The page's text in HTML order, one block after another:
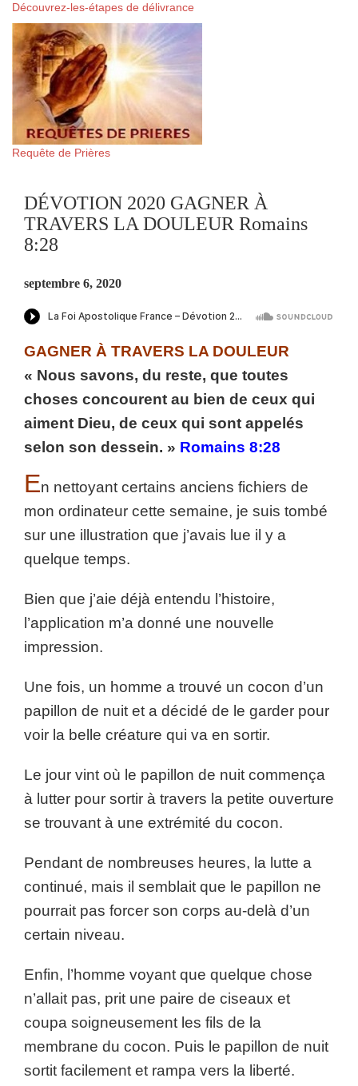
Découvrez-les-étapes de délivrance
Requête de Prières
DÉVOTION 2020 GAGNER À
TRAVERS LA DOULEUR Romains
8:28
septembre 6, 2020
GAGNER À TRAVERS LA DOULEUR
« Nous savons, du reste, que toutes
choses concourent au bien de ceux qui
aiment Dieu, de ceux qui sont appelés
selon son dessein. » Romains 8:28
En nettoyant certains anciens fichiers de
mon ordinateur cette semaine, je suis tombé
sur une illustration que j’avais lue il y a
quelque temps.
Bien que j’aie déjà entendu l’histoire,
l’application m’a donné une nouvelle
impression.
Une fois, un homme a trouvé un cocon d’un
papillon de nuit et a décidé de le garder pour
voir la belle créature qui va en sortir.
Le jour vint où le papillon de nuit commença
à lutter pour sortir à travers la petite ouverture
se trouvant à une extrémité du cocon.
Pendant de nombreuses heures, la lutte a
continué, mais il semblait que le papillon ne
pourrait pas forcer son corps au-delà d’un
certain niveau.
Enfin, l’homme voyant que quelque chose
n’allait pas, prit une paire de ciseaux et
coupa soigneusement les fils de la
membrane du cocon. Puis le papillon de nuit
sortit facilement et rampa vers la liberté.